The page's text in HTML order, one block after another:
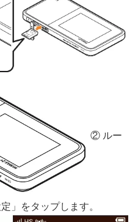
② ルー
」をタップします。